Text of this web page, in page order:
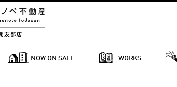
NOW ON SALE WORKS